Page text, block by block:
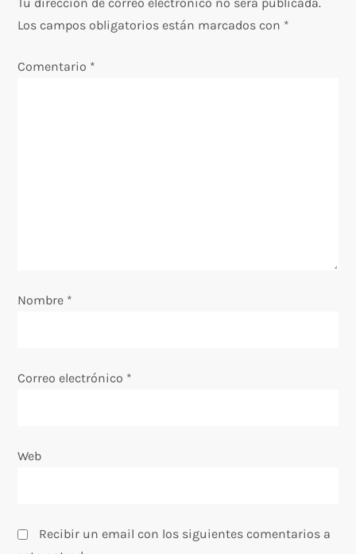
a
c
e
t
a
a
Los campos obligatorios están marcados con *
Comentario *
Nombre *
Correo electrónico *
Web
Recibir un email con los siguientes comentarios a